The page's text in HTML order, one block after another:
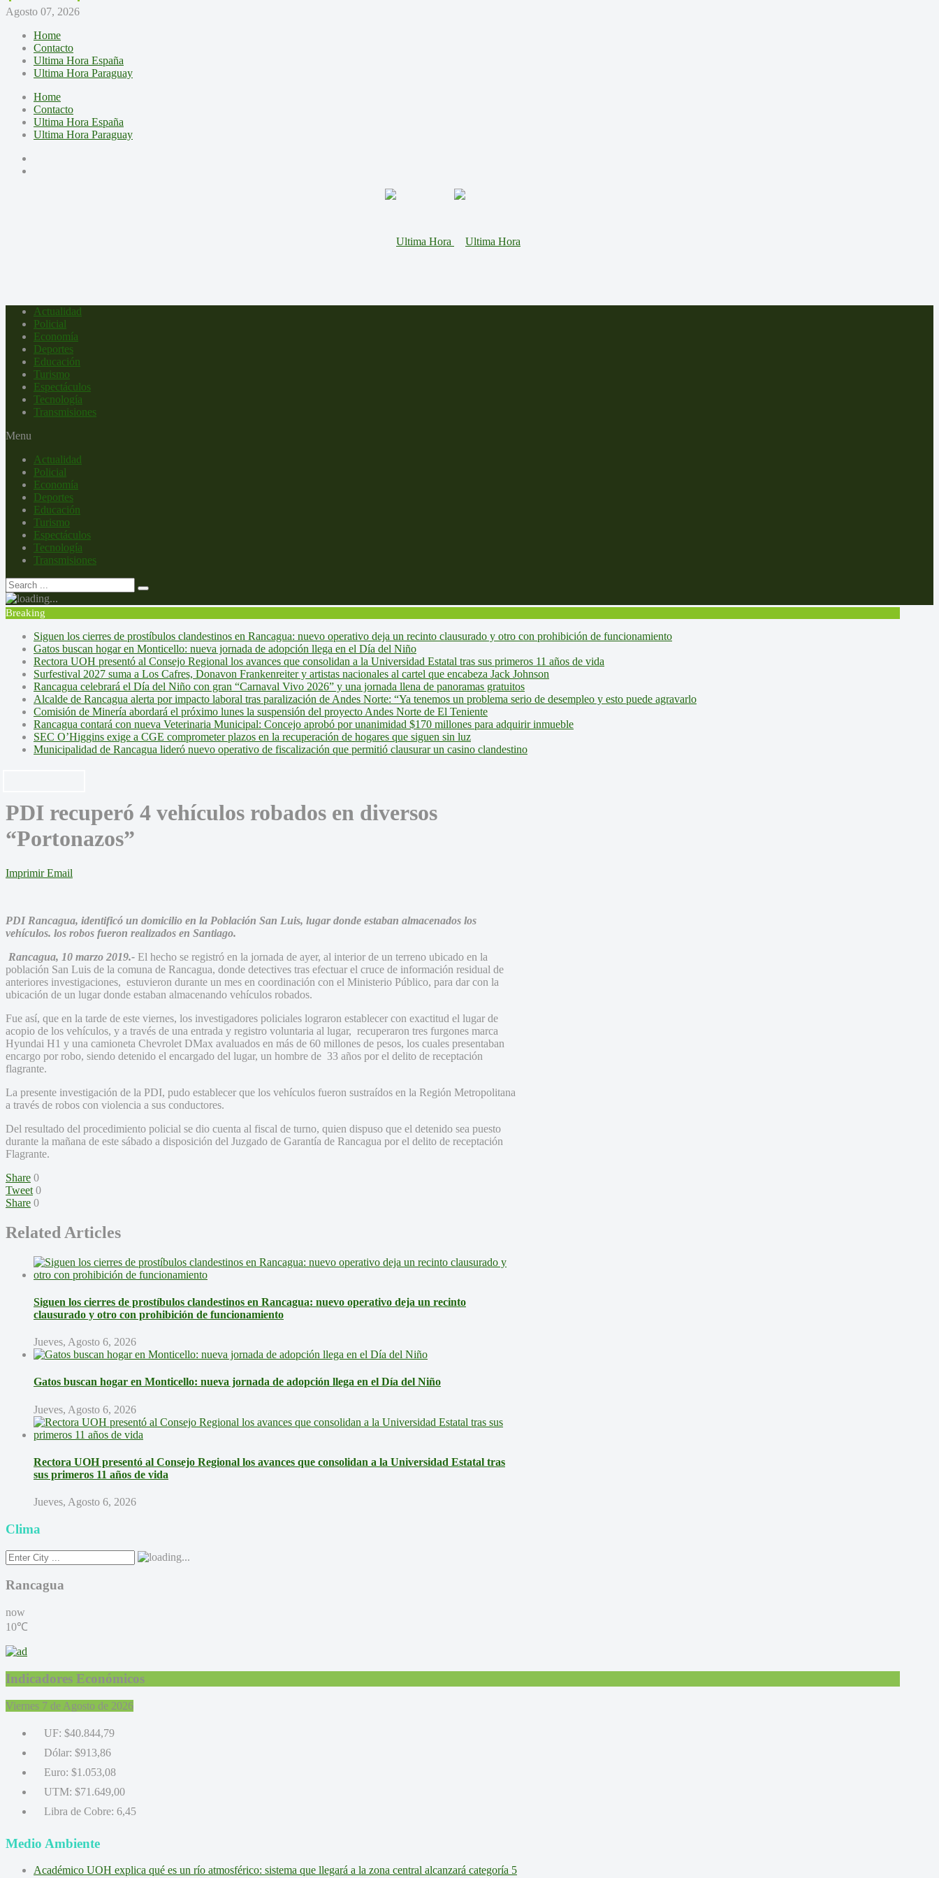
Agosto 07, 2026
Home
Contacto
Ultima Hora España
Ultima Hora Paraguay
Home
Contacto
Ultima Hora España
Ultima Hora Paraguay
Actualidad
Policial
Economía
Deportes
Educación
Turismo
Espectáculos
Tecnología
Transmisiones
Menu
Actualidad
Policial
Economía
Deportes
Educación
Turismo
Espectáculos
Tecnología
Transmisiones
Breaking
Siguen los cierres de prostíbulos clandestinos en Rancagua: nuevo operativo deja un recinto clausurado y otro con prohibición de funcionamiento
Gatos buscan hogar en Monticello: nueva jornada de adopción llega en el Día del Niño
Rectora UOH presentó al Consejo Regional los avances que consolidan a la Universidad Estatal tras sus primeros 11 años de vida
Surfestival 2027 suma a Los Cafres, Donavon Frankenreiter y artistas nacionales al cartel que encabeza Jack Johnson
Rancagua celebrará el Día del Niño con gran “Carnaval Vivo 2026” y una jornada llena de panoramas gratuitos
Alcalde de Rancagua alerta por impacto laboral tras paralización de Andes Norte: “Ya tenemos un problema serio de desempleo y esto puede agravarlo
Comisión de Minería abordará el próximo lunes la suspensión del proyecto Andes Norte de El Teniente
Rancagua contará con nueva Veterinaria Municipal: Concejo aprobó por unanimidad $170 millones para adquirir inmueble
SEC O’Higgins exige a CGE comprometer plazos en la recuperación de hogares que siguen sin luz
Municipalidad de Rancagua lideró nuevo operativo de fiscalización que permitió clausurar un casino clandestino
PDI recuperó 4 vehículos robados en diversos
“Portonazos”
Imprimir Email
PDI Rancagua, identificó un domicilio en la Población San Luis, lugar donde estaban almacenados los
vehículos. los robos fueron realizados en Santiago.
Rancagua, 10 marzo 2019.- El hecho se registró en la jornada de ayer, al interior de un terreno ubicado en la
población San Luis de la comuna de Rancagua, donde detectives tras efectuar el cruce de información residual de
anteriores investigaciones, estuvieron durante un mes en coordinación con el Ministerio Público, para dar con la
ubicación de un lugar donde estaban almacenando vehículos robados.
Fue así, que en la tarde de este viernes, los investigadores policiales lograron establecer con exactitud el lugar de
acopio de los vehículos, y a través de una entrada y registro voluntaria al lugar, recuperaron tres furgones marca
Hyundai H1 y una camioneta Chevrolet DMax avaluados en más de 60 millones de pesos, los cuales presentaban
encargo por robo, siendo detenido el encargado del lugar, un hombre de 33 años por el delito de receptación
flagrante.
La presente investigación de la PDI, pudo establecer que los vehículos fueron sustraídos en la Región Metropolitana
a través de robos con violencia a sus conductores.
Del resultado del procedimiento policial se dio cuenta al fiscal de turno, quien dispuso que el detenido sea puesto
durante la mañana de este sábado a disposición del Juzgado de Garantía de Rancagua por el delito de receptación
Flagrante.
Share 0
Tweet 0
Share 0
Related Articles
Siguen los cierres de prostíbulos clandestinos en Rancagua: nuevo operativo deja un recinto
clausurado y otro con prohibición de funcionamiento
Jueves, Agosto 6, 2026
Gatos buscan hogar en Monticello: nueva jornada de adopción llega en el Día del Niño
Jueves, Agosto 6, 2026
Rectora UOH presentó al Consejo Regional los avances que consolidan a la Universidad Estatal tras
sus primeros 11 años de vida
Jueves, Agosto 6, 2026
Clima
Rancagua
now
10℃
Indicadores Económicos
Viernes 7 de Agosto de 2026
UF: $40.844,79
Dólar: $913,86
Euro: $1.053,08
UTM: $71.649,00
Libra de Cobre: 6,45
Medio Ambiente
Académico UOH explica qué es un río atmosférico: sistema que llegará a la zona central alcanzará categoría 5